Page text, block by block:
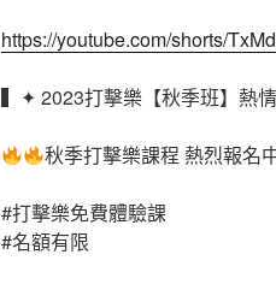
https://youtube.com/shorts/
▍✦ 2023打擊樂【秋季班】熱
秋季打擊樂課程 熱烈報名
#打擊樂免費體驗課
#名額有限